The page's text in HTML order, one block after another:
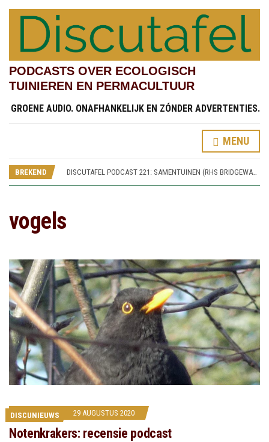
PODCASTS OVER ECOLOGISCH
TUINIEREN EN PERMACULTUUR
GROENE AUDIO. ONAFHANKELIJK EN ZÓNDER ADVERTENTIES.
MENU
BREKEND
DISCUTAFEL PODCAST 221: SAMENTUINEN (RHS BRIDGEWATER 6)
DISCUTAFEL PODCAST 220: SPOREN VAN WORSLEY NEW HALL (RHS BRIDGEWATER 5)
vogels
DISCUNIEUWS 29 AUGUSTUS 2020
Notenkrakers: recensie podcast